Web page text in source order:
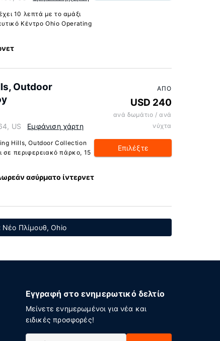
10 λεπτά με το αμάξι
Κέντρο Ohio Operating
Outdoor
US Εμφάνιση χάρτη
Hills, Outdoor Collection
σε περιφερειακό πάρκο, 15
ασύρματο ίντερνετ
ΑΠΌ
USD 240
ανά δωμάτιο / ανά
νύχτα
Επιλέξτε
Νέο Πλίμουθ, Ohio
Εγγραφή στο ενημερωτικό δελτίο
Μείνετε ενημερωμένοι για νέα και
ειδικές προσφορές!